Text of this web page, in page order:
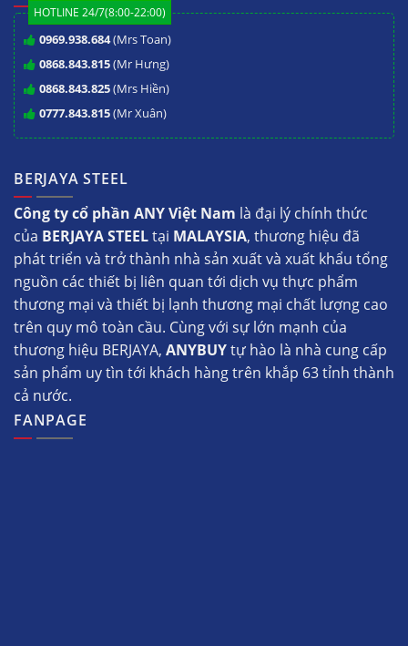
HOTLINE 24/7(8:00-22:00)
0969.938.684(Mrs Toan)
0868.843.815(Mr Hưng)
0868.843.825(Mrs Hiền)
0777.843.815(Mr Xuân)
BERJAYA STEEL
Công ty cổ phần ANY Việt Nam là đại lý chính thức
của BERJAYA STEELtại MALAYSIA, thương hiệu đã
phát triển và trở thành nhà sản xuất và xuất khẩu tổng
nguồn các thiết bị liên quan tới dịch vụ thực phẩm
thương mại và thiết bị lạnh thương mại chất lượng cao
trên quy mô toàn cầu. Cùng với sự lớn mạnh của
thương hiệu BERJAYA, ANYBUYtự hào là nhà cung cấp
sản phẩm uy tìn tới khách hàng trên khắp 63 tỉnh thành
cả nước.
FANPAGE